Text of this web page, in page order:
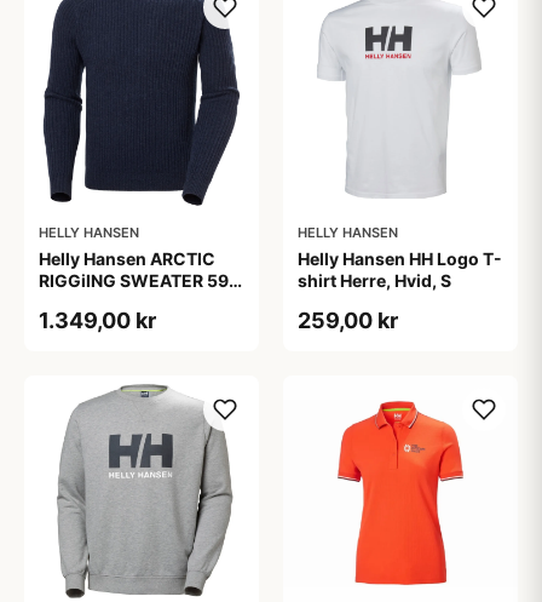
HELLY HANSEN
Helly Hansen ARCTIC
RIGGiING SWEATER 597
1.349,00 kr
HELLY HANSEN
Helly Hansen HH Logo T-
shirt Herre, Hvid, S
259,00 kr